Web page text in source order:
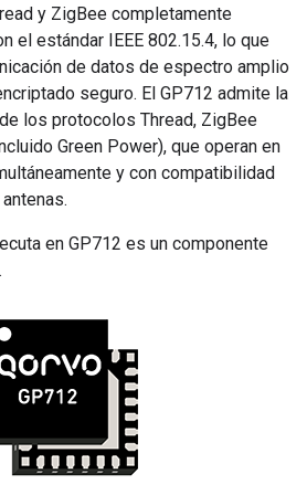
y ZigBee completamente
el estándar IEEE 802.15.4, lo que
de datos de espectro amplio
seguro. El GP712 admite la
los protocolos Thread, ZigBee
Green Power), que operan en
y con compatibilidad
en GP712 es un componente